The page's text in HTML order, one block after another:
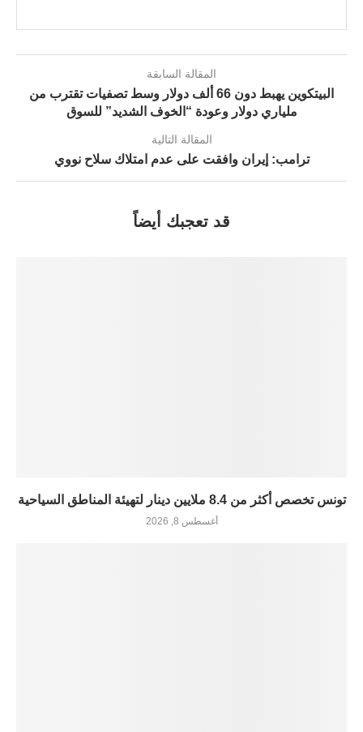
المقالة السابقة
البيتكوين يهبط دون 66 ألف دولار وسط تصفيات تقترب من
ملياري دولار وعودة “الخوف الشديد” للسوق
المقالة التالية
ترامب: إيران وافقت على عدم امتلاك سلاح نووي
قد تعجبك أيضاً
تونس تخصص أكثر من 8.4 ملايين دينار لتهيئة المناطق السياحية
أغسطس 8, 2026